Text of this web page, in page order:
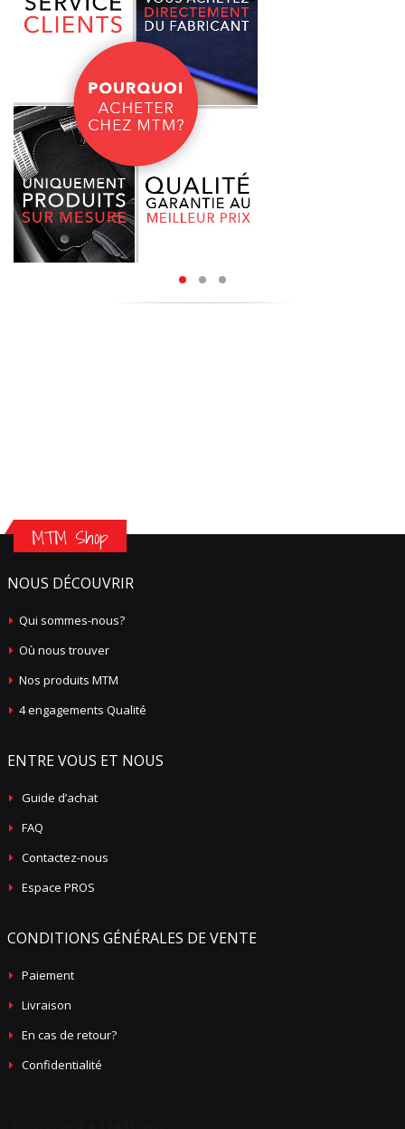
MTM Shop
NOUS DÉCOUVRIR
Qui sommes-nous?
Où nous trouver
Nos produits MTM
4 engagements Qualité
ENTRE VOUS ET NOUS
Guide d’achat
FAQ
Contactez-nous
Espace PROS
CONDITIONS GÉNÉRALES DE VENTE
Paiement
Livraison
En cas de retour?
Confidentialité